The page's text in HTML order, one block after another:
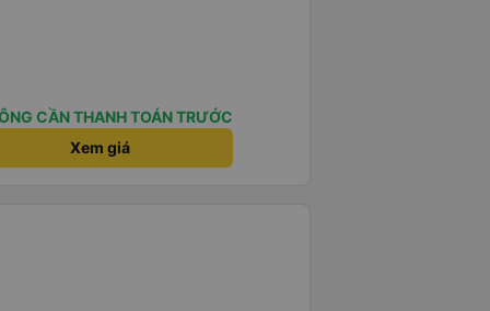
CẦN THANH TOÁN TRƯỚC
Xem giá